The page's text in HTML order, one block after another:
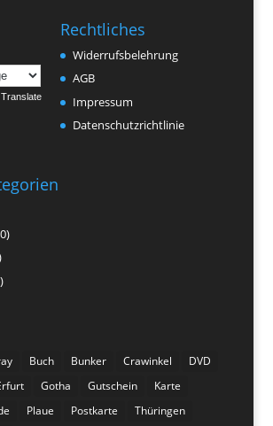
Translate
Rechtliches
Widerrufsbelehrung
AGB
Impressum
Datenschutzrichtlinie
Buch Bunker Crawinkel
DVD
Gotha Gutschein
Karte
Plaue Postkarte
Thüringen